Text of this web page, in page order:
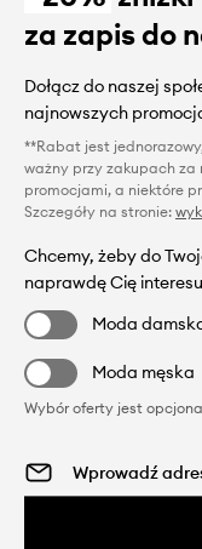
za zapis do
Dołącz do naszej
najnowszych
**Rabat jest
ważny przy zakupach za
promocjami, a niektóre
Szczegóły na stronie:
Chcemy, żeby do
naprawdę Cię
Moda
Moda męska
Wybór oferty jest